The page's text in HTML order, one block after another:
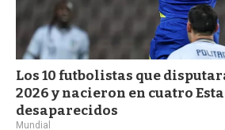
Los 10 futbolistas que
2026 y nacieron en cuatro
desaparecidos
Mundial